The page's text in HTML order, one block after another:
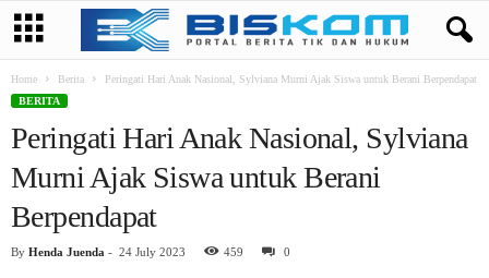
Home Berita
Peringati Hari Anak Nasional, Sylviana Murni Ajak Siswa untuk Berani Berpendapat
BERITA
Peringati Hari Anak Nasional, Sylviana
Murni Ajak Siswa untuk Berani
Berpendapat
By Henda Juenda - 24 July 2023 459 0